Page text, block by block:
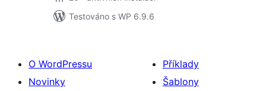
Testováno s WP 6.9.6
O WordPressu
Novinky
Příklady
Šablony